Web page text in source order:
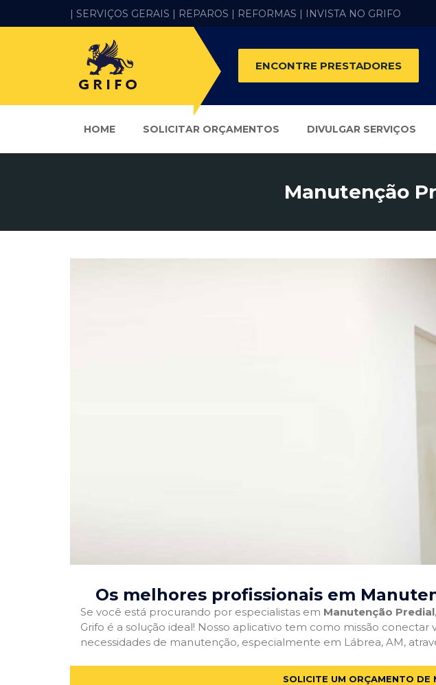
| SERVIÇOS GERAIS | REPAROS | REFORMAS | INVISTA NO GRIFO
ENCONTRE PRESTADORES
HOME SOLICITAR ORÇAMENTOS DIVULGAR SERVIÇOS
Manutenção
Os melhores profissionais em
Se você está procurando por especialistas em Manutenção Predial
Grifo é a solução ideal! Nosso aplicativo tem como missão
necessidades de manutenção, especialmente em Lábrea, AM,
SOLICITE UM ORÇAMENTO DE